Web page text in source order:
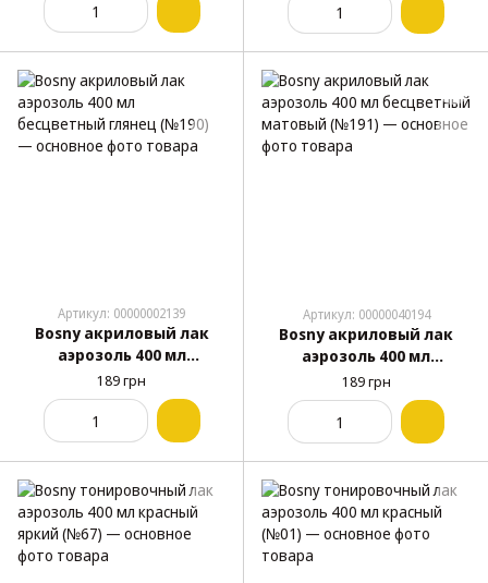
Артикул: 00000002139
Bosny акриловый лак
аэрозоль 400 мл
бесцветный глянец
(№190)
189 грн
Артикул: 00000040194
Bosny акриловый лак
аэрозоль 400 мл
бесцветный матовый
(№191)
189 грн